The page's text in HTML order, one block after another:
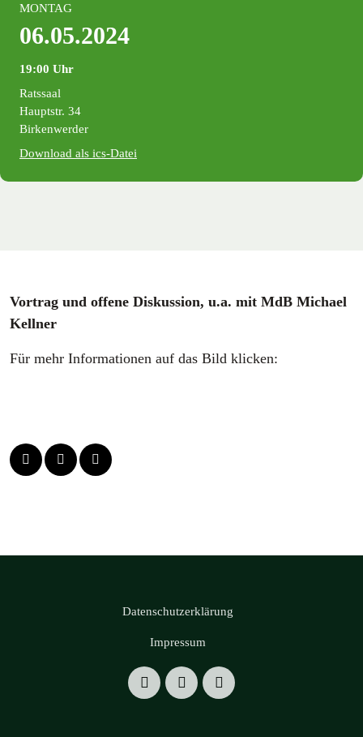
MONTAG
06.05.2024
19:00 Uhr
Ratssaal
Hauptstr. 34
Birkenwerder
Download als ics-Datei
Vortrag und offene Diskussion, u.a. mit MdB Michael
Kellner
Für mehr Informationen auf das Bild klicken:
Datenschutzerklärung
Impressum